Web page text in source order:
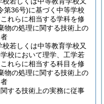
第36号)に基づく中等学校
れらに相当する学科を修
物の処理に関する技術上の
若しくは中等教育学校又
校において理学、工学若
れらに相当する科目を修
物の処理に関する技術上の
する技術上の実務に従事